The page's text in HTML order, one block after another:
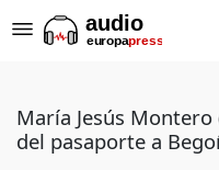
María Jesús
del pasaporte a